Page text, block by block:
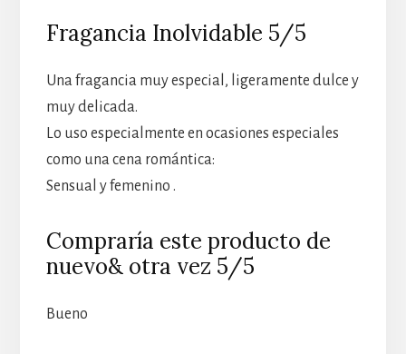
Fragancia Inolvidable 5/5
Una fragancia muy especial, ligeramente dulce y
muy delicada.
Lo uso especialmente en ocasiones especiales
como una cena romántica:
Sensual y femenino .
Compraría este producto de
nuevo& otra vez 5/5
Bueno